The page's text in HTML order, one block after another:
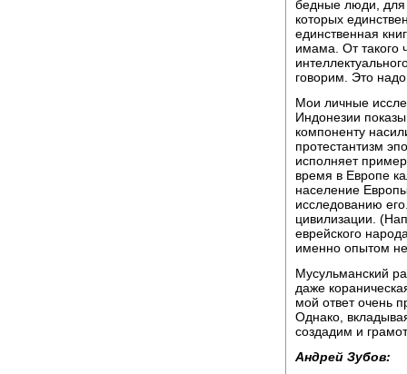
бедные люди, для
которых
единственная
имама. От такого
говорим. Это надо
Мои личные
Индонезии
компоненту
протестантизм
исполняет
время в Европе
население
исследованию
цивилизации.
еврейского
именно опытом
Мусульманский
даже
мой ответ очень
Однако,
создадим и
Андрей Зубов: